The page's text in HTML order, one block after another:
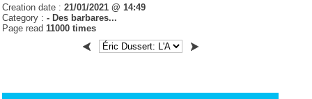
Creation date :21/01/2021 @ 14:49
Category :- Des barbares...
Page read11000 times